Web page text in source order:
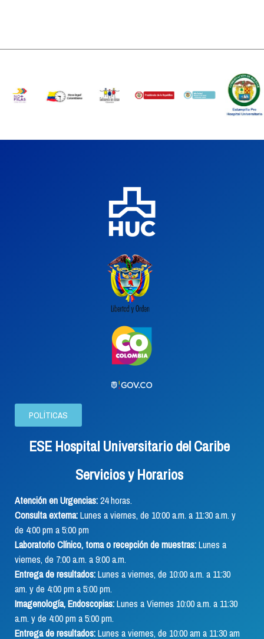
POLÍTICAS
ESE Hospital Universitario del Caribe
Servicios y Horarios
Atención en Urgencias:24 horas.
Consulta externa:Lunes a viernes, de 10:00 a.m. a 11:30 a.m. y
de 4:00 pm a 5:00 pm
Laboratorio Clínico, toma o recepción de muestras:Lunes a
viernes, de 7:00 a.m. a 9:00 a.m.
Entrega de resultados:Lunes a viernes, de 10:00 a.m. a 11:30
am. y de 4:00 pm a 5:00 pm.
Imagenología, Endoscopias:Lunes a Viernes 10:00 a.m. a 11:30
a.m. y de 4:00 pm a 5:00 pm.
Entrega de resultados:Lunes a viernes, de 10:00 am a 11:30 am